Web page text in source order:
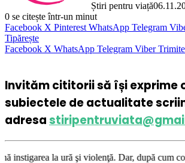
Știri pentru viață
0 se citește într-un minut
Facebook X Pinterest WhatsApp Telegram
Tipărește
Facebook X WhatsApp Telegram Viber
Invităm cititorii să își exprime
subiectele de actualitate
adresa
şi violenţă. Dar, după cum confirmă şi